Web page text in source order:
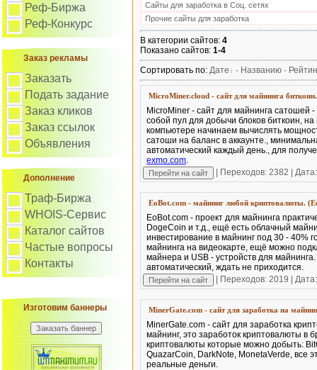
Реф-Биржа
Реф-Конкурс
Заказ рекламы
Заказать
Подать задание
Заказ кликов
Заказ ссылок
Объявления
Дополнение
Траф-Биржа
WHOIS-Сервис
Каталог сайтов
Частые вопросы
Контакты
Изготовим баннеры
Сайты для заработка в Соц. сетях
Прочие сайты для заработка
В категории сайтов: 4
Показано сайтов: 1-4
Сортировать по: Дате · Названию ·
MicroMiner.cloud - сайт для майнинга
MicroMiner - сайт для майнинга сатошей
собой пул для добычи блоков биткоин,
компьютере начинаем вычислять
сатоши на баланс в аккаунте.,
автоматический каждый день., для
exmo.com.
| Переходов: 2382 |
EoBot.com - майнинг любой криптовалюты.
EoBot.com - проект для майнинга
DogeCoin и т.д., ещё есть облачный
инвестирование в майнинг под 30 - 40%
майнинга на видеокарте, ещё можно
майнера и USB - устройств для
автоматический, ждать не приходится.
| Переходов: 2019 |
MinerGate.com - сайт для заработка на
MinerGate.com - сайт для заработка
майнинг, это заработок криптовалюты в
криптовалюты которые можно добыть:
QuazarCoin, DarkNote, MonetaVerde, все
реальные деньги.